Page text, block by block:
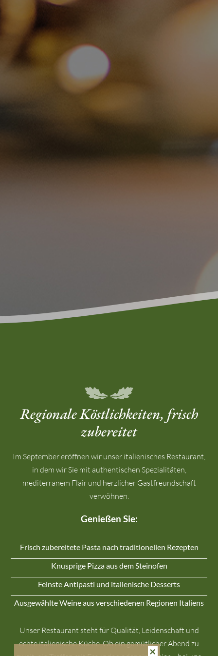
Regionale Köstlichkeiten, frisch
zubereitet
Im September eröffnen wir unser italienisches Restaurant,
in dem wir Sie mit authentischen Spezialitäten,
mediterranem Flair und herzlicher Gastfreundschaft
verwöhnen.
Genießen Sie:
Frisch zubereitete Pasta nach traditionellen Rezepten
Knusprige Pizza aus dem Steinofen
Feinste Antipasti und italienische Desserts
Ausgewählte Weine aus verschiedenen Regionen Italiens
Unser Restaurant steht für Qualität, Leidenschaft und
echte italienische Küche. Ob ein gemütlicher Abend zu
×